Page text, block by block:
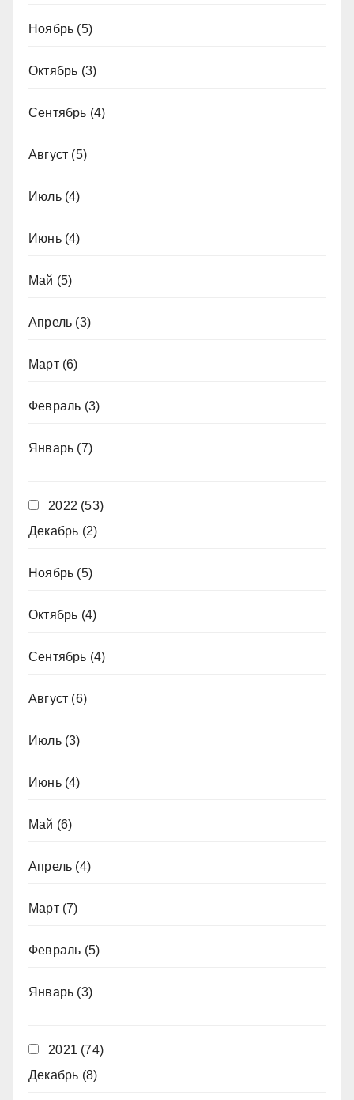
Ноябрь (5)
Октябрь (3)
Сентябрь (4)
Август (5)
Июль(4)
Июнь(4)
Май (5)
Апрель (3)
Март(6)
Февраль (3)
Январь (7)
2022 (53)
Декабрь (2)
Ноябрь (5)
Октябрь (4)
Сентябрь (4)
Август (6)
Июль(3)
Июнь(4)
Май (6)
Апрель (4)
Март(7)
Февраль (5)
Январь (3)
2021 (74)
Декабрь (8)